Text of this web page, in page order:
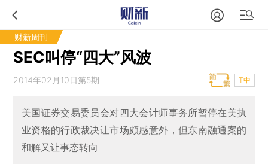
财新周刊
SEC叫停“四大”风波
2014年02月10日第5期 T中
美国证券交易委员会对四大会计师事务所暂停在美执
业资格的行政裁决让市场颇感意外，但东南融通案的
和解又让事态转向